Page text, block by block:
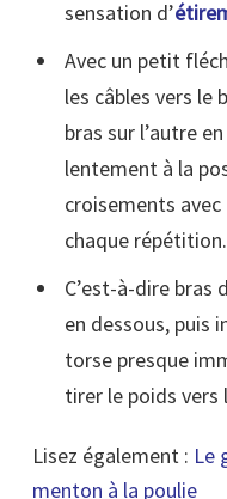
sensation d’
Avec un petit
les câbles vers le
bras sur l’autre
lentement à la
croisements avec
chaque répétition.
C’est-à-dire bras
en dessous, puis
torse presque
tirer le poids vers
Lisez également : Le
menton à la poulie